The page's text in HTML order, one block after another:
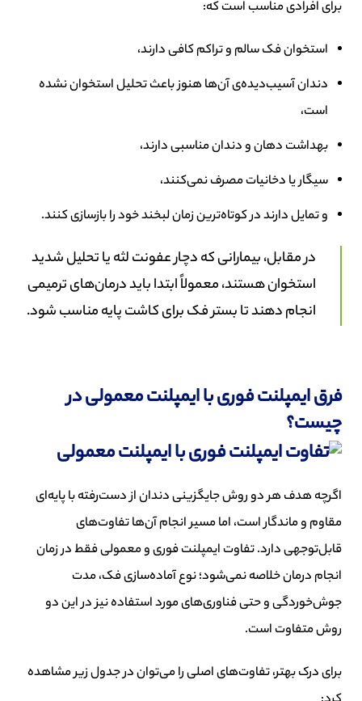
برای افرادی مناسب است که:
استخوان فک سالم و تراکم کافی دارند،
دندان آسیب‌دیده‌ی آن‌ها هنوز باعث تحلیل استخوان نشده
است،
بهداشت دهان و دندان مناسبی دارند،
سیگار یا دخانیات مصرف نمی‌کنند،
و تمایل دارند در کوتاه‌ترین زمان لبخند خود را بازسازی کنند.
در مقابل، بیمارانی که دچار عفونت لثه یا تحلیل شدید
استخوان هستند، معمولاً ابتدا باید درمان‌های ترمیمی
انجام دهند تا بستر فک برای کاشت پایه مناسب شود.
فرق ایمپلنت فوری با ایمپلنت معمولی در
چیست؟
اگرچه هدف هر دو روش جایگزینی دندان از دست‌رفته با پایه‌ای
مقاوم و ماندگار است، اما مسیر انجام آن‌ها تفاوت‌های
قابل‌توجهی دارد. تفاوت ایمپلنت فوری و معمولی فقط در زمان
انجام درمان خلاصه نمی‌شود؛ نوع آماده‌سازی فک، مدت
جوش‌خوردگی و حتی فناوری‌های مورد استفاده نیز در این دو
روش متفاوت است.
برای درک بهتر، تفاوت‌های اصلی را می‌توان در جدول زیر مشاهده